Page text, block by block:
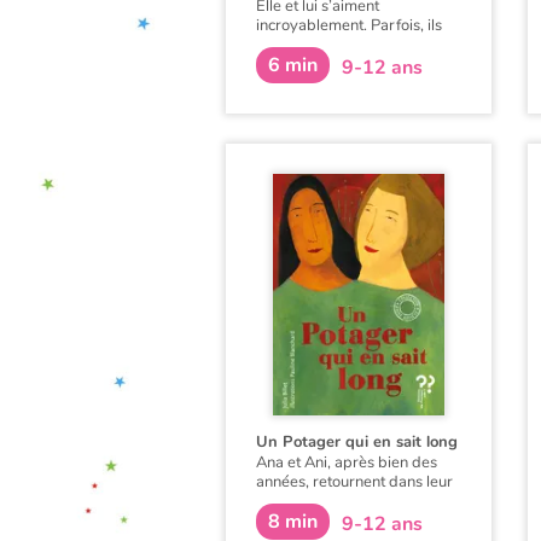
Elle et lui s’aiment
incroyablement. Parfois, ils
ne se comprennent pas. Et
pourtant…
6 min 9-12 ans
Un Potager qui en sait long
Ana et Ani, après bien des
années, retournent dans leur
village. Elles possèdent un
secret qui prendra vie autour
8 min 9-12 ans